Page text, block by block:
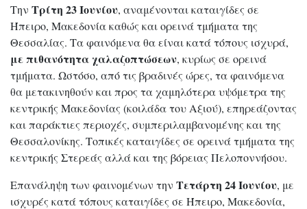
Την Τρίτη 23 Ιουνίου, αναμένονται καταιγίδες σε
Ήπειρο, Μακεδονία καθώς και ορεινά τμήματα της
Θεσσαλίας. Τα φαινόμενα θα είναι κατά τόπους ισχυρά,
με πιθανότητα χαλαζοπτώσεων, κυρίως σε ορεινά
τμήματα. Ωστόσο, από τις βραδινές ώρες, τα φαινόμενα
θα μετακινηθούν και προς τα χαμηλότερα υψόμετρα της
κεντρικής Μακεδονίας (κοιλάδα του Αξιού), επηρεάζοντας
και παράκτιες περιοχές, συμπεριλαμβανομένης και της
Θεσσαλονίκης. Τοπικές καταιγίδες σε ορεινά τμήματα της
κεντρικής Στερεάς αλλά και της βόρειας Πελοποννήσου.
Επανάληψη των φαινομένων την Τετάρτη 24 Ιουνίου, με
ισχυρές κατά τόπους καταιγίδες σε Ήπειρο, Μακεδονία,